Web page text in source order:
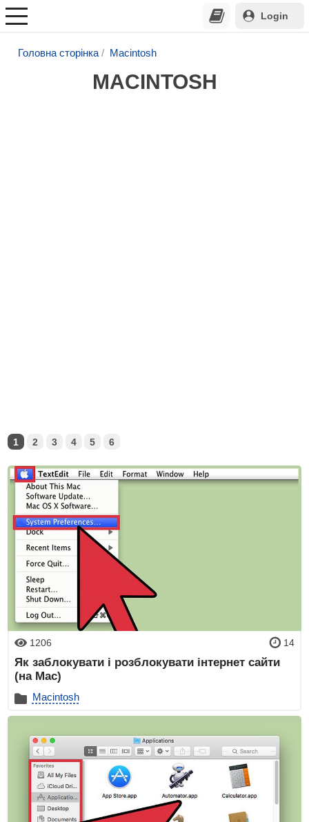
Login
Головна сторінка Macintosh
MACINTOSH
1 2 3 4 5 6
1206 14
Як заблокувати і розблокувати інтернет сайти
(на Mac)
Macintosh